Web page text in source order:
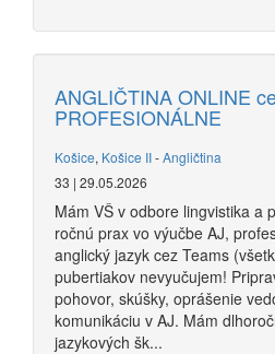
ANGLIČTINA ONLINE
PROFESIONÁLNE
Košice, Košice II-Angličtina
33 | 29.05.2026
Mám VŠ v odbore lingvistika a
ročnú prax vo výučbe AJ,
anglický jazyk cez Teams
pubertiakov nevyučujem!
pohovor, skúšky, oprášenie
komunikáciu v AJ. Mám
jazykových šk...